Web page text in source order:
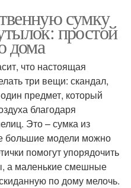
сумку
простой
дома
что настоящая
три вещи: скандал,
предмет, который
благодаря
Это – сумка из
большие модели можно
помогут упорядочить
а маленькие смешные
по дому мелочь.